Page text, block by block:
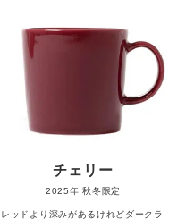
チェリー
2025年秋冬限定
レッドより深みがあるけれどダークラ